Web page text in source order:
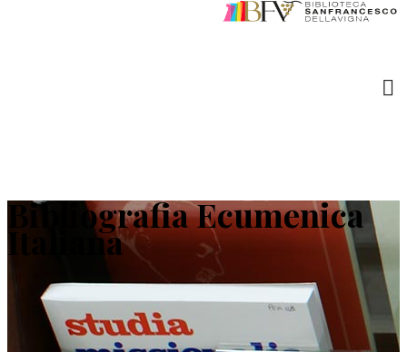
Bibliografia Ecumenica
Italiana